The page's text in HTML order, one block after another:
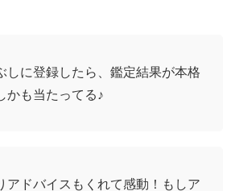
しに登録したら、鑑定結果が本格
かも当たってる♪
アドバイスもくれて感動！もしア